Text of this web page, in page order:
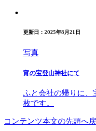
更新日： 2025年8月21日
写真
宵の宝登山神社にて
ふと会社の帰りに、
枚です。
コンテンツ本文の先頭へ